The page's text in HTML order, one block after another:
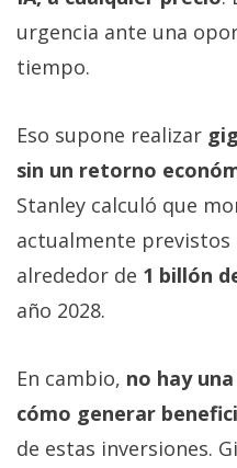
urgencia ante una
tiempo.
Eso supone realizar
sin un retorno
Stanley calculó que
actualmente previstos
alrededor de 1 billón
año 2028.
En cambio, no hay
cómo generar
de estas inversiones.